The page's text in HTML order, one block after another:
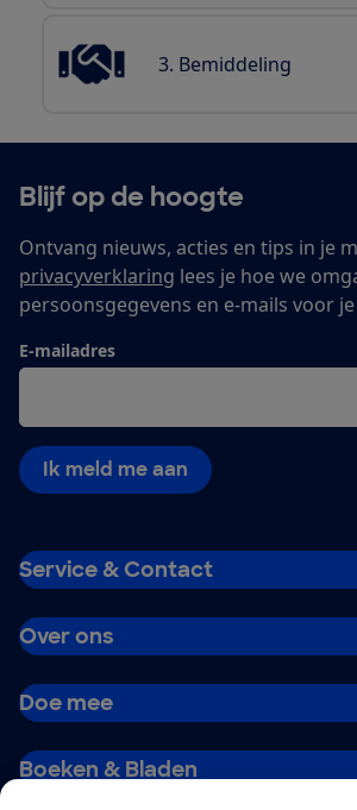
3. Bemiddeling
Blijf op de hoogte
Ontvang nieuws, acties en tips in je
privacyverklaring lees je hoe we
persoonsgegevens en e-mails voor
E-mailadres
Ik meld me aan
Service & Contact
Over ons
Doe mee
Boeken & Bladen